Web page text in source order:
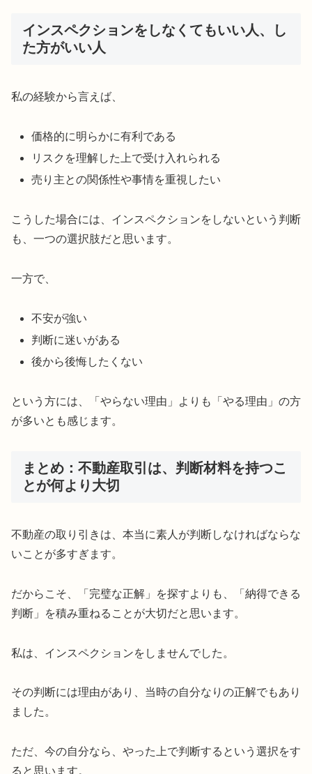
インスペクションをしなくてもいい人、し
た方がいい人
私の経験から言えば、
価格的に明らかに有利である
リスクを理解した上で受け入れられる
売り主との関係性や事情を重視したい
こうした場合には、インスペクションをしないという判断
も、一つの選択肢だと思います。
一方で、
不安が強い
判断に迷いがある
後から後悔したくない
という方には、「やらない理由」よりも「やる理由」の方
が多いとも感じます。
まとめ：不動産取引は、判断材料を持つこ
とが何より大切
不動産の取り引きは、本当に素人が判断しなければならな
いことが多すぎます。
だからこそ、「完璧な正解」を探すよりも、「納得できる
判断」を積み重ねることが大切だと思います。
私は、インスペクションをしませんでした。
その判断には理由があり、当時の自分なりの正解でもあり
ました。
ただ、今の自分なら、やった上で判断するという選択をす
ると思います。